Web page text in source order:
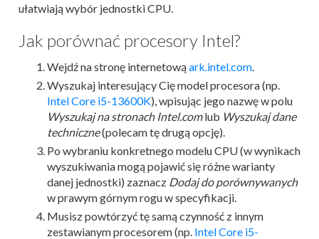
ułatwiają wybór jednostki CPU.
Jak porównać procesory Intel?
Wejdź na stronę internetowąark.intel.com
Wyszukaj interesujący Cię model procesora (np.
Intel Core i5-13600K), wpisując jego nazwę w polu
Wyszukaj na stronach Intel.comlub Wyszukaj dane
techniczne(polecam tę drugą opcję).
Po wybraniu konkretnego modelu CPU (w wynikach
wyszukiwania mogą pojawić się różne warianty
danej jednostki) zaznacz Dodaj do porównywanych
w prawym górnym rogu w specyfikacji.
Musisz powtórzyć tę samą czynność z innym
zestawianym procesorem (np. Intel Core i5-